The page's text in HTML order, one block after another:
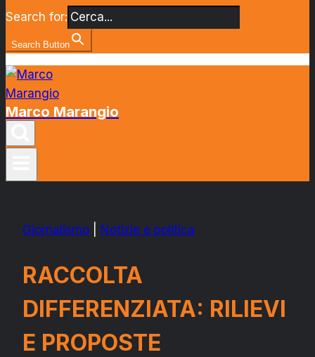
Search for:
Search Button
Marco Marangio
Giornalismo Notizie e politica
RACCOLTA
DIFFERENZIATA: RILIEVI
E PROPOSTE